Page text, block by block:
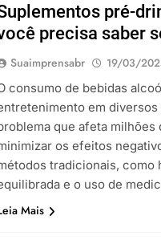
pré-
precisa saber
Suaimprensabr 19/03/
consumo de bebidas
em diversos
que afeta
os efeitos
tradicionais, como
e o uso de
Mais